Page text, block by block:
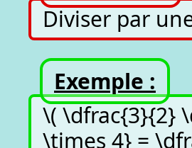
Diviser par
Exemple :
\( \dfrac{3}{2}
\times 4} =